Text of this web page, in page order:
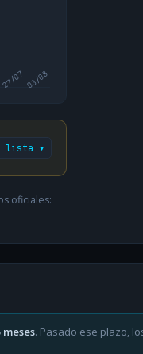
27/07 03/08
lista ▾
oficiales:
. Pasado ese plazo,